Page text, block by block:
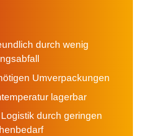
durch wenig
Umverpackungen
lagerbar
durch geringen